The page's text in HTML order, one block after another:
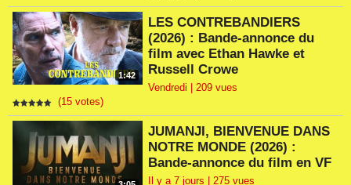
1:42
LES CONTREBANDIERS
(2026) : Bande-annonce du
film avec Ethan Hawke et
Russell Crowe
Vendredi | 209 vues
(15 votes)
JUMANJI, BIENVENUE DANS
NOTRE MONDE (2026) :
Bande-annonce du film en VF
Il y a 7 jours | 275 vues